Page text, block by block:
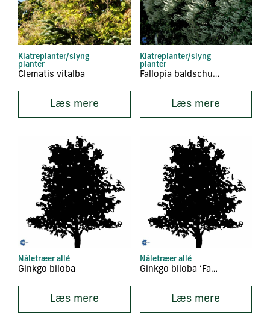
Klatreplanter/slyng
planter
Clematis vitalba
Læs mere
Klatreplanter/slyng
planter
Fallopia baldschuanicum
Læs mere
Nåletræer allé
Ginkgo biloba
Læs mere
Nåletræer allé
Ginkgo biloba ‘Fastigiata’
Læs mere